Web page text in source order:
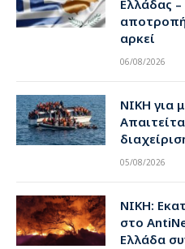
Ελλάδας
αρκεί
06/08/2026
ΝΙΚΗ για
05/08/2026
ΝΙΚΗ:
στο
Ελλάδα